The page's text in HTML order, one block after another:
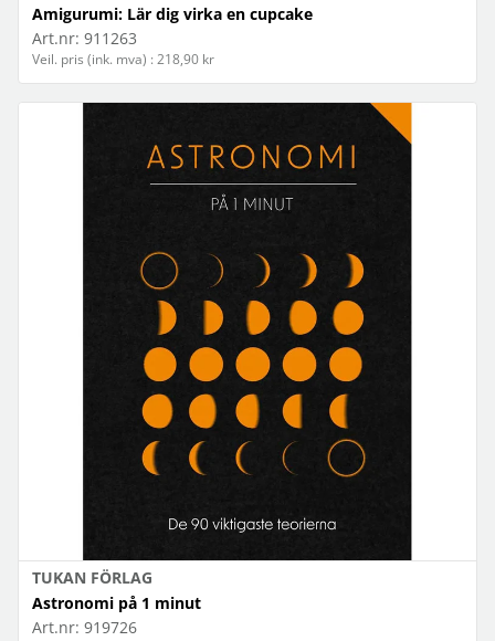
Amigurumi: Lär dig virka en cupcake
Art.nr: 911263
Veil. pris (ink. mva) : 218,90 kr
TUKAN FÖRLAG
Astronomi på 1 minut
Art.nr: 919726